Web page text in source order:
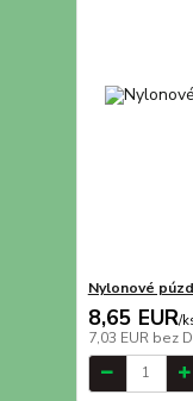
Nylonové
8,65 EUR/
7,03 EUR bez